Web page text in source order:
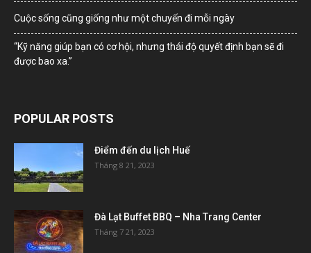
Cuộc sống cũng giống như một chuyến đi mỗi ngày
“Kỹ năng giúp bạn có cơ hội, nhưng thái độ quyết định bạn sẽ đi
được bao xa.”
POPULAR POSTS
Điểm đến du lịch Huế
Tháng 8 21, 2023
Đà Lạt Buffet BBQ – Nha Trang Center
Tháng 7 21, 2023